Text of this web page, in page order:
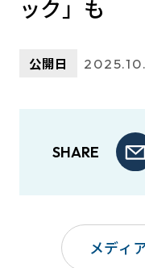
ック」も
公開日
SHARE
メディ